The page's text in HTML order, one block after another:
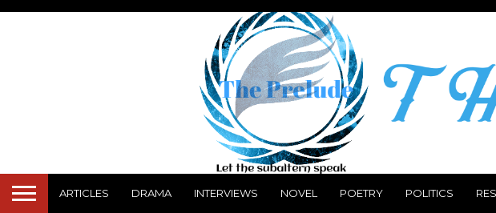
ARTICLES DRAMA INTERVIEWS NOVEL POETRY POLITICS